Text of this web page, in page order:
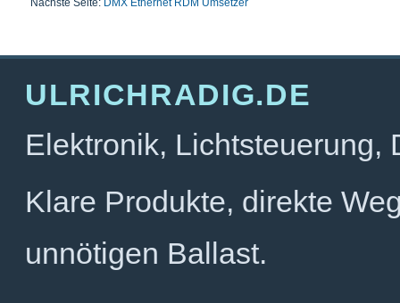
Nächste Seite: DMX Ethernet RDM Umsetzer
ULRICHRADIG.DE
Elektronik, Lichtsteuerung,
Klare Produkte, direkte
unnötigen Ballast.